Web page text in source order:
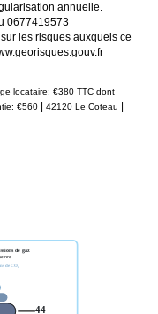
annuelle.
0677419573
les risques auxquels ce
locataire: €380 TTC dont
€560 42120 Le Coteau